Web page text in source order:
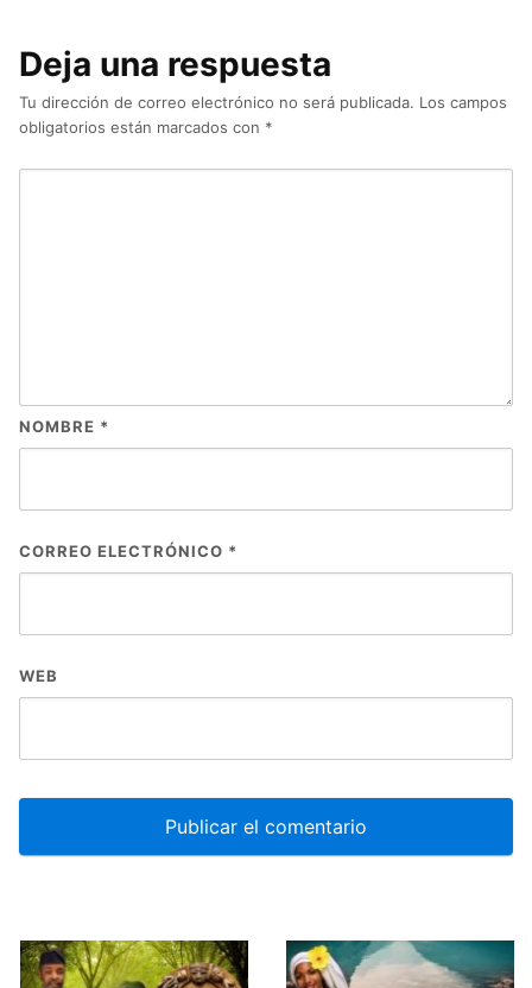
Deja una respuesta
Tu dirección de correo electrónico no será publicada. Los campos
obligatorios están marcados con *
NOMBRE *
CORREO ELECTRÓNICO *
WEB